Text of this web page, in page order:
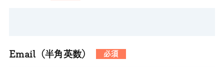
Email（半角英数） 必須